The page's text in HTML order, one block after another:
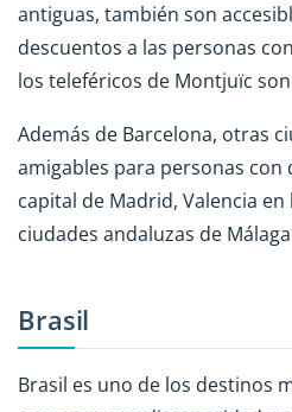
antiguas, también son
descuentos a las personas
los teleféricos de Montjuïc
Además de Barcelona, otras
amigables para personas con
capital de Madrid, Valencia en
ciudades andaluzas de
Brasil
Brasil es uno de los destinos